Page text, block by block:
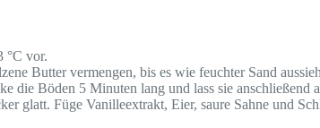
°C vor.
Butter vermengen, bis es wie feuchter Sand
die Böden 5 Minuten lang und lass sie anschließend
glatt. Füge Vanilleextrakt, Eier, saure Sahne und